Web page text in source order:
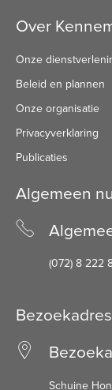
Over
Onze
Beleid en plannen
Onze organisatie
Privacyverklaring
Publicaties
Algemeen
(072) 8 222
Bezoekadres
Schuine